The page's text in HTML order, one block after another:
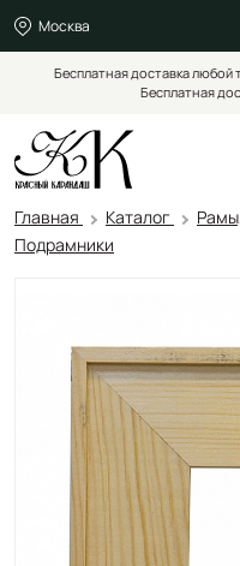
Москва
Бесплатная доставка любой
Бесплатная
Главная Каталог
Подрамники